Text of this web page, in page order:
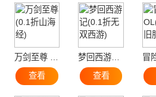
万剑至尊 (0.1折山海经)
查看
梦回西游记(0.1折无双西游)
查看